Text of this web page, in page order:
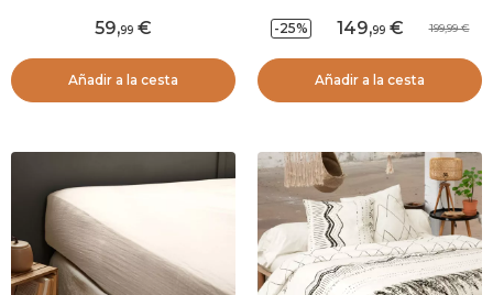
59,99
Añadir a la cesta
-25% 149,99 199,99
Añadir a la cesta